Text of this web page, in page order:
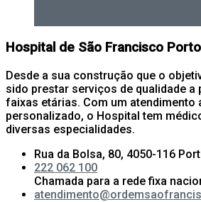
Hospital de São Francisco Porto
Desde a sua construção que o
sido prestar serviços de qualidade a
faixas etárias. Com um atendimento
personalizado, o Hospital tem
diversas especialidades.
Rua da Bolsa, 80, 4050-116
222 062 100
Chamada para a rede fixa